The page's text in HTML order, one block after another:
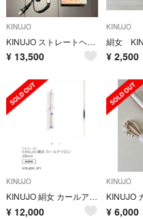
KINUJO
KINUJO ストレートヘアアイロン ホワイト ワールドワイド DS100
¥ 13,500
KINUJO
¥ 2,500
KINUJO
KINUJO 絹女 カールアイロン 28mm
¥ 12,000
KINUJO
¥ 6,000